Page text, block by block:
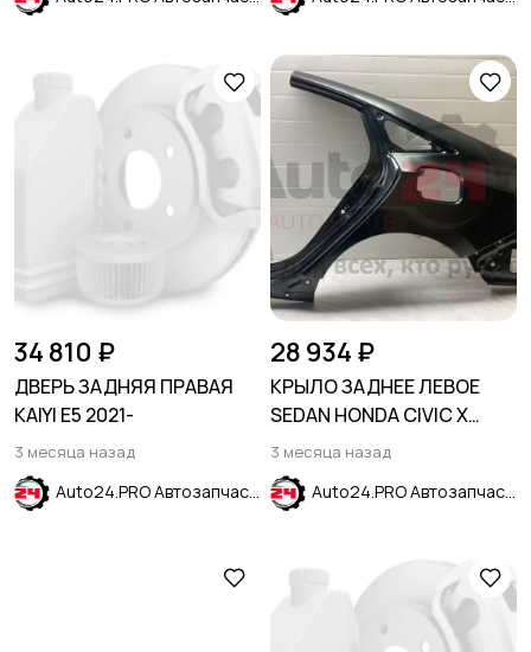
34 810 ₽
ДВЕРЬ ЗАДНЯЯ ПРАВАЯ
KAIYI E5 2021-
3 месяца назад
Auto24.PRO Автозапчасти
28 934 ₽
КРЫЛО ЗАДНЕЕ ЛЕВОЕ
SEDAN HONDA CIVIC X
2015-2021
3 месяца назад
Auto24.PRO Автозапчасти